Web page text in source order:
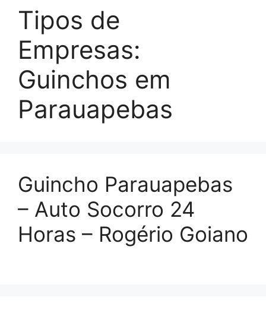
Tipos de
Empresas:
Guinchos em
Parauapebas
Guincho Parauapebas
– Auto Socorro 24
Horas – Rogério Goiano